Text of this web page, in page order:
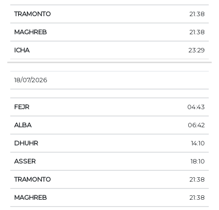
21:38
21:38
23:29
18/07/2026
04:43
06:42
14:10
18:10
21:38
21:38